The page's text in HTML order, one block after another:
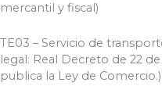
mercantil y fiscal)
TE03 – Servicio de
legal: Real Decreto de 22
publica la Ley de Comercio.)